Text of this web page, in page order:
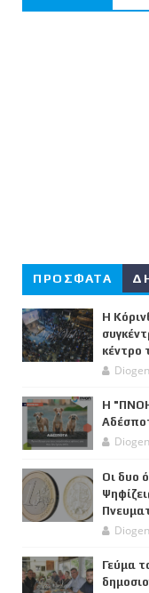
ΠΡΟΣΦΑΤΑ
Η
κέντρο
Η
Οι δυο
Γεύμα